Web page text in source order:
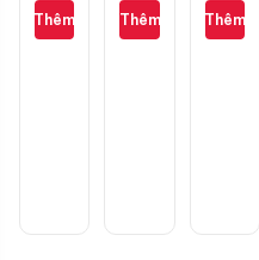
Air
Blade
Thêm
(chính
hãng)
Thêm
PCX,
Lead,
Thêm